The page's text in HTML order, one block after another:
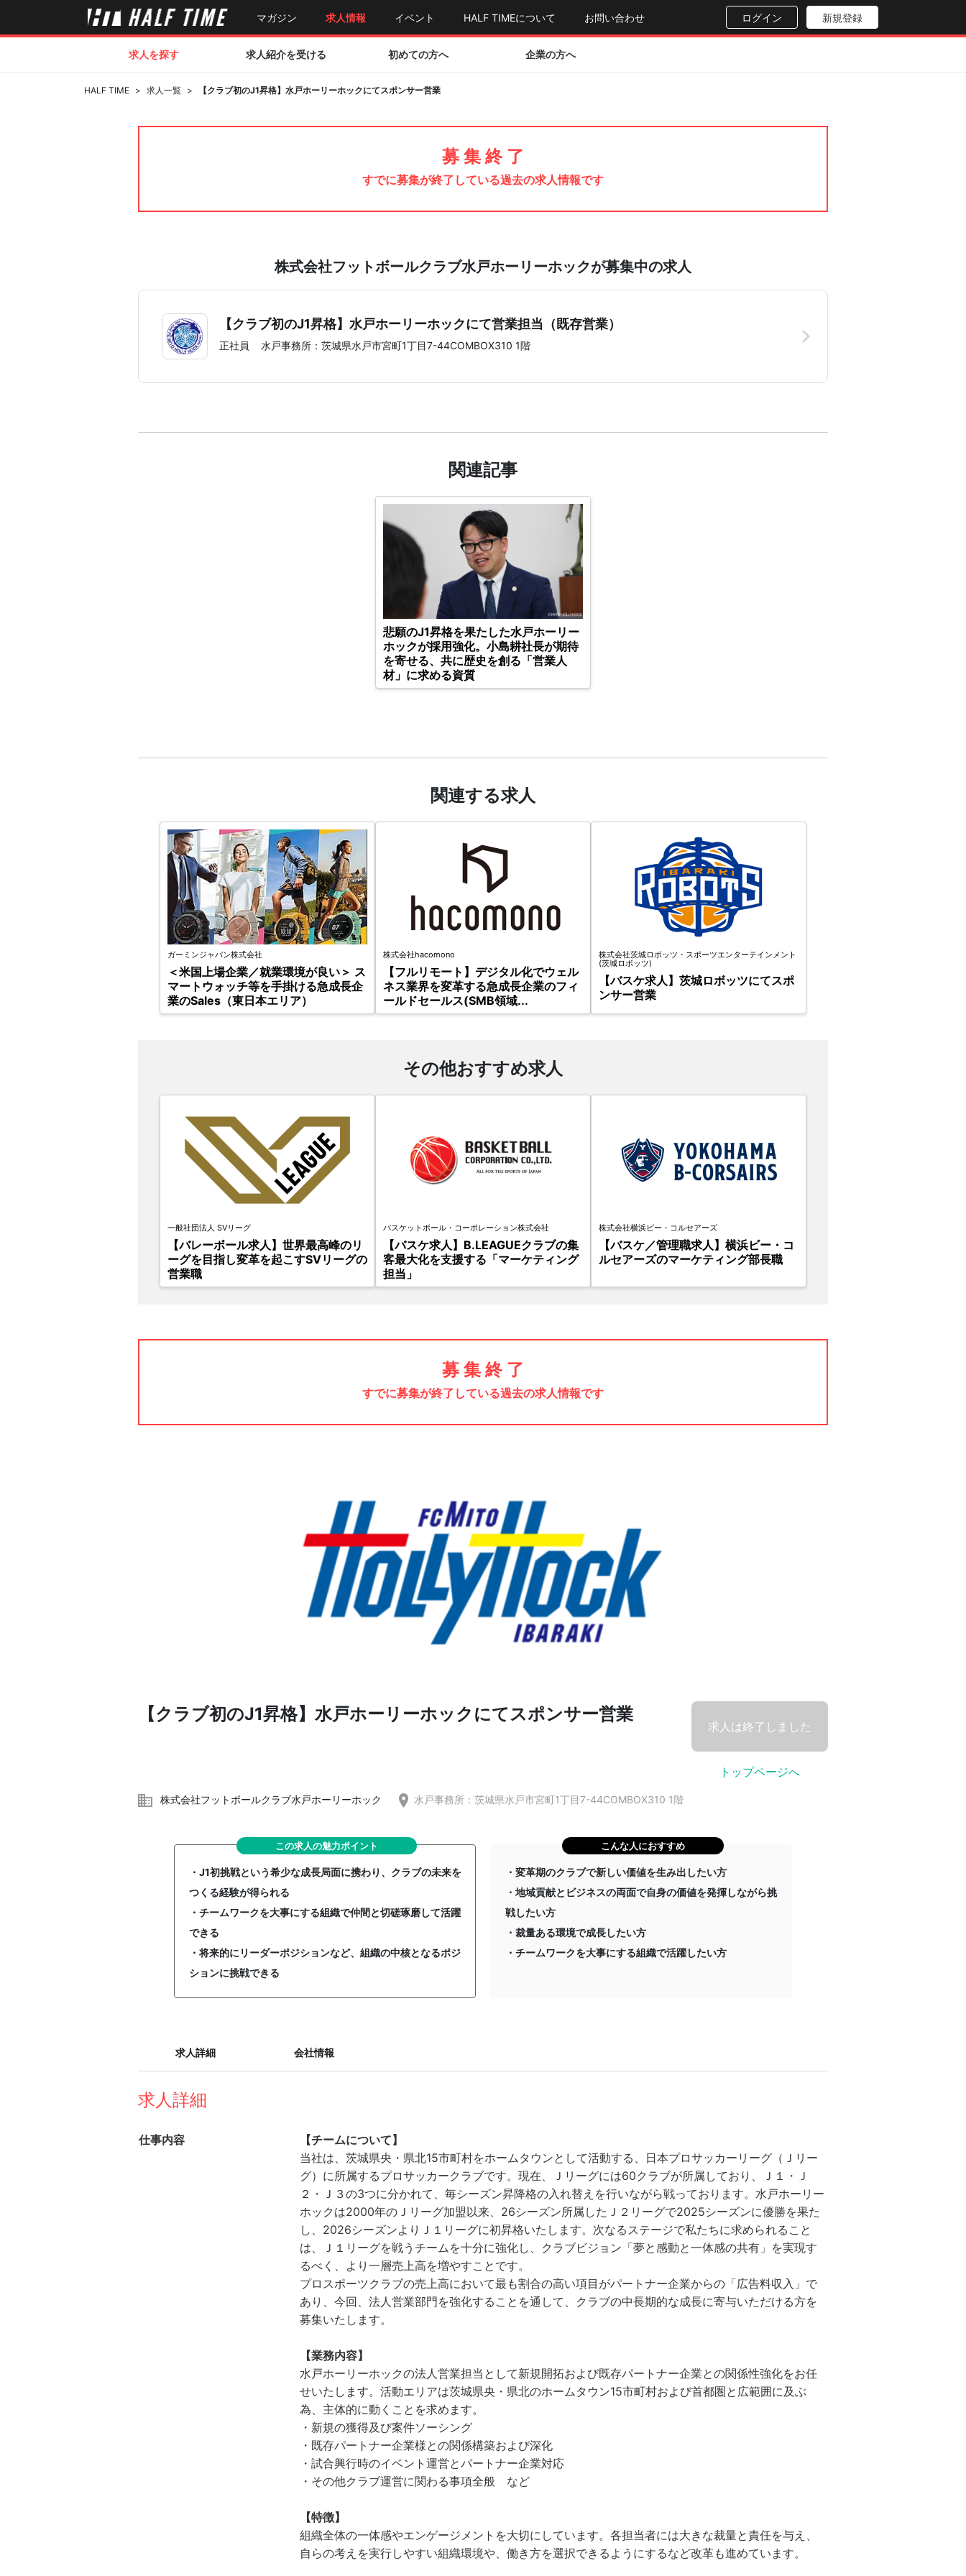
マガジン 求人情報 イベント HALF TIMEについて お問い合わせ ログイン 新規登録
求人を探す 求人紹介を受ける 初めての方へ 企業の方へ
HALF TIME > 求人一覧 > 【クラブ初のJ1昇格】水戸ホーリーホックにてスポンサー営業
募 集 終 了
すでに募集が終了している過去の求人情報です
株式会社フットボールクラブ水戸ホーリーホックが募集中の求人
【クラブ初のJ1昇格】水戸ホーリーホックにて営業担当（既存営業）
正社員 水戸事務所：茨城県水戸市宮町1丁目7-44COMBOX310 1階
関連記事
悲願のJ1昇格を果たした水戸ホーリー
ホックが採用強化。小島耕社長が期待
を寄せる、共に歴史を創る「営業人
材」に求める資質
関連する求人
ガーミンジャパン株式会社
＜米国上場企業／就業環境が良い＞ ス
マートウォッチ等を手掛ける急成長企
業のSales（東日本エリア）
株式会社hacomono
【フルリモート】デジタル化でウェル
ネス業界を変革する急成長企業のフィ
ールドセールス(SMB領域...
株式会社茨城ロボッツ・スポーツエンターテインメント
(茨城ロボッツ)
【バスケ求人】茨城ロボッツにてスポ
ンサー営業
その他おすすめ求人
一般社団法人 SVリーグ
【バレーボール求人】世界最高峰のリ
ーグを目指し変革を起こすSVリーグの
営業職
バスケットボール・コーポレーション株式会社
【バスケ求人】B.LEAGUEクラブの集
客最大化を支援する「マーケティング
担当」
株式会社横浜ビー・コルセアーズ
【バスケ／管理職求人】横浜ビー・コ
ルセアーズのマーケティング部長職
募 集 終 了
すでに募集が終了している過去の求人情報です
【クラブ初のJ1昇格】水戸ホーリーホックにてスポンサー営業
求人は終了しました
トップページへ
株式会社フットボールクラブ水戸ホーリーホック 水戸事務所：茨城県水戸市宮町1丁目7-44COMBOX310 1階
この求人の魅力ポイント
・J1初挑戦という希少な成長局面に携わり、クラブの未来を
つくる経験が得られる
・チームワークを大事にする組織で仲間と切磋琢磨して活躍
できる
・将来的にリーダーポジションなど、組織の中核となるポジ
ションに挑戦できる
こんな人におすすめ
・変革期のクラブで新しい価値を生み出したい方
・地域貢献とビジネスの両面で自身の価値を発揮しながら挑
戦したい方
・裁量ある環境で成長したい方
・チームワークを大事にする組織で活躍したい方
求人詳細 会社情報
求人詳細
仕事内容
【チームについて】
当社は、茨城県央・県北15市町村をホームタウンとして活動する、日本プロサッカーリーグ（Ｊリー
グ）に所属するプロサッカークラブです。現在、Ｊリーグには60クラブが所属しており、Ｊ１・Ｊ
２・Ｊ３の3つに分かれて、毎シーズン昇降格の入れ替えを行いながら戦っております。水戸ホーリー
ホックは2000年のＪリーグ加盟以来、26シーズン所属したＪ２リーグで2025シーズンに優勝を果た
し、2026シーズンよりＪ１リーグに初昇格いたします。次なるステージで私たちに求められること
は、Ｊ１リーグを戦うチームを十分に強化し、クラブビジョン「夢と感動と一体感の共有」を実現す
るべく、より一層売上高を増やすことです。
プロスポーツクラブの売上高において最も割合の高い項目がパートナー企業からの「広告料収入」で
あり、今回、法人営業部門を強化することを通して、クラブの中長期的な成長に寄与いただける方を
募集いたします。
【業務内容】
水戸ホーリーホックの法人営業担当として新規開拓および既存パートナー企業との関係性強化をお任
せいたします。活動エリアは茨城県央・県北のホームタウン15市町村および首都圏と広範囲に及ぶ
為、主体的に動くことを求めます。
・新規の獲得及び案件ソーシング
・既存パートナー企業様との関係構築および深化
・試合興行時のイベント運営とパートナー企業対応
・その他クラブ運営に関わる事項全般 など
【特徴】
組織全体の一体感やエンゲージメントを大切にしています。各担当者には大きな裁量と責任を与え、
自らの考えを実行しやすい組織環境や、働き方を選択できるようにするなど改革も進めています。